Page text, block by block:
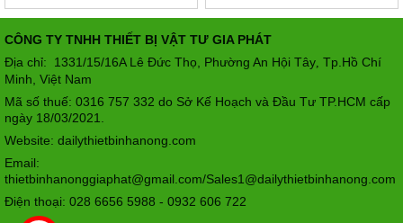
CÔNG TY TNHH THIẾT BỊ VẬT TƯ GIA PHÁT
Địa chỉ: 1331/15/16A Lê Đức Thọ, Phường An Hội Tây Tp.Hồ Chí
Minh, Việt Nam
Mã số thuế: 0316 757 332 do Sở Kế Hoạch và Đầu Tư TP.HCM cấp
ngày 18/03/2021.
Website: dailythietbinhanong.com
Email:
thietbinhanonggiaphat@gmail.com/Sales1@dailythietbinhanong.com
Điện thoại: 028 6656 5988 - 0932 606 722